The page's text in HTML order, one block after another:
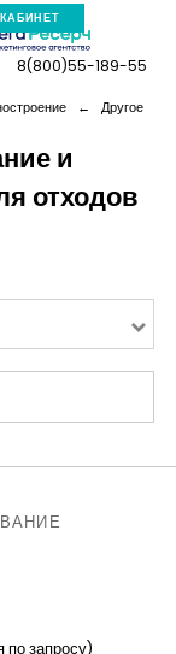
8(800)55-189-55
← Другое
и
отходов
по запросу)